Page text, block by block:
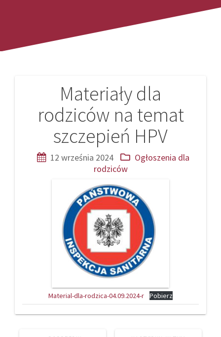
Materiały dla
rodziców na temat
szczepień HPV
12 września 2024
Ogłoszenia dla
rodziców
Material-dla-rodzica-04.09.2024-r Pobierz
Nawigacja
wpisu